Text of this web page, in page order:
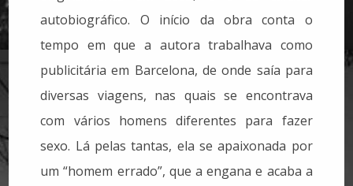
autobiográfico. O início da obra conta o
tempo em que a autora trabalhava como
publicitária em Barcelona, de onde saía para
diversas viagens, nas quais se encontrava
com vários homens diferentes para fazer
sexo. Lá pelas tantas, ela se apaixonada por
um “homem errado”, que a engana e acaba a